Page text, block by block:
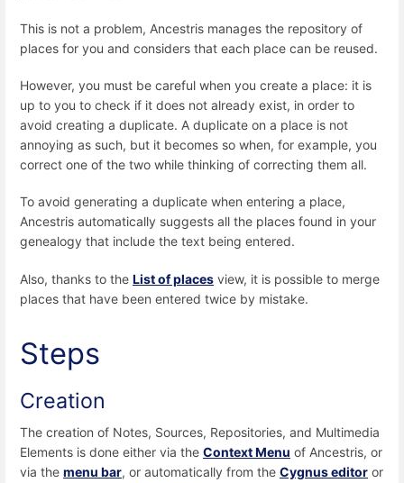
This is not a problem, Ancestris manages the repository of
places for you and considers that each place can be reused.
However, you must be careful when you create a place: it is
up to you to check if it does not already exist, in order to
avoid creating a duplicate. A duplicate on a place is not
annoying as such, but it becomes so when, for example, you
correct one of the two while thinking of correcting them all.
To avoid generating a duplicate when entering a place,
Ancestris automatically suggests all the places found in your
genealogy that include the text being entered.
Also, thanks to the List of places view, it is possible to merge
places that have been entered twice by mistake.
Steps
Creation
The creation of Notes, Sources, Repositories, and Multimedia
Elements is done either via the Context Menu of Ancestris, or
via the menu bar, or automatically from the Cygnus editor or